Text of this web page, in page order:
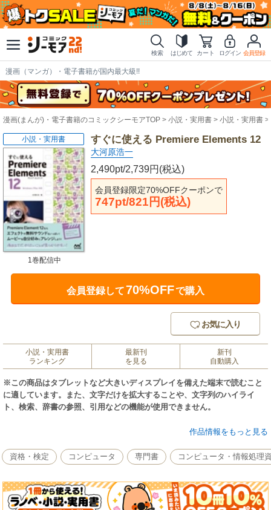
検索 はじめて カート ログイン 会員登録
漫画（マンガ）・電子書籍が国内最大級!!
漫画(まんが)・電子書籍のコミックシーモアTOP 小説・実用書 小説・実用書
すぐに使える Premiere Elements 12
大河原浩一
2,490pt/2,739円(税込)
会員登録限定70%OFFクーポンで
747pt/821円(税込)
小説・実用書
1巻配信中
会員登録して70%OFFで購入
お気に入り
小説・実用書
ランキング
最新刊
を見る
新刊
自動購入
※この商品はタブレットなど大きいディスプレイを備えた端末で読むこと
に適しています。また、文字だけを拡大することや、文字列のハイライ
ト、検索、辞書の参照、引用などの機能が使用できません。
本書は、「Adobe Premiere Elements 12」を使った動画編集について解説
動画の取り込みからつなぎ合わせ、色の補正やエフェクトなどの加工、音
出し、Webへのアップロードなど、本書を読めばひととおりの動画編集を
マスターすることができます。 「Adobe Premiere Elements 12」では、無
作品情報をもっと見る
資格・検定 コンピュータ 専門書 コンピュータ・情報処理